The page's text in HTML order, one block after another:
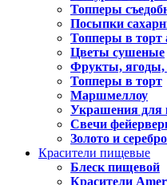
Топперы
Посыпки
Топперы в торт
Цветы сушеные
Фрукты, ягоды,
Топперы в торт
Маршмеллоу
Украшения для
Свечи
Золото и
Красители пищевые
Блеск пищевой
Красители